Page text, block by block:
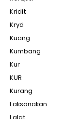
Kridit
Kryd
Kuang
Kumbang
Kur
KUR
Kurang
Laksanakan